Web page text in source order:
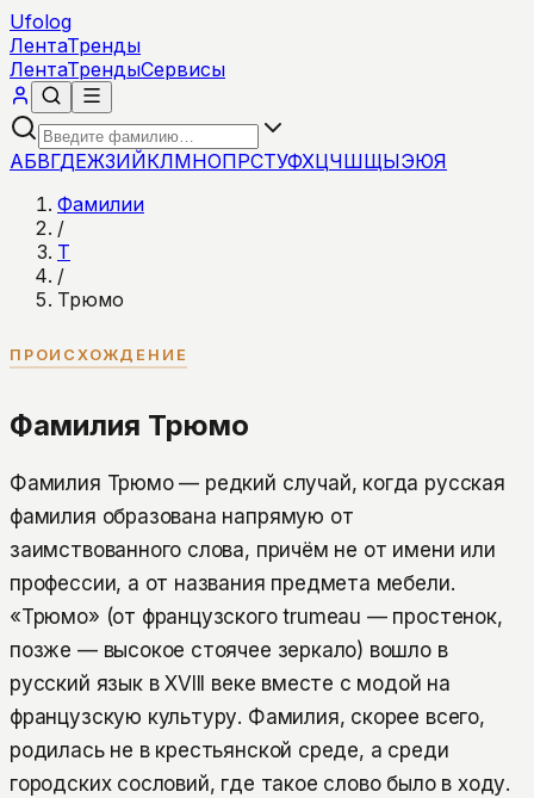
Ufolog
ЛентаТренды
ЛентаТрендыСервисы
АБВГДЕЖЗИЙКЛМНОПРСТУФХЦЧШЩЫЭЮЯ
Фамилии
/
Т
/
Трюмо
ПРОИСХОЖДЕНИЕ
Фамилия Трюмо
Фамилия Трюмо — редкий случай, когда русская
фамилия образована напрямую от
заимствованного слова, причём не от имени или
профессии, а от названия предмета мебели.
«Трюмо» (от французского trumeau — простенок,
позже — высокое стоячее зеркало) вошло в
русский язык в XVIII веке вместе с модой на
французскую культуру. Фамилия, скорее всего,
родилась не в крестьянской среде, а среди
городских сословий, где такое слово было в ходу.